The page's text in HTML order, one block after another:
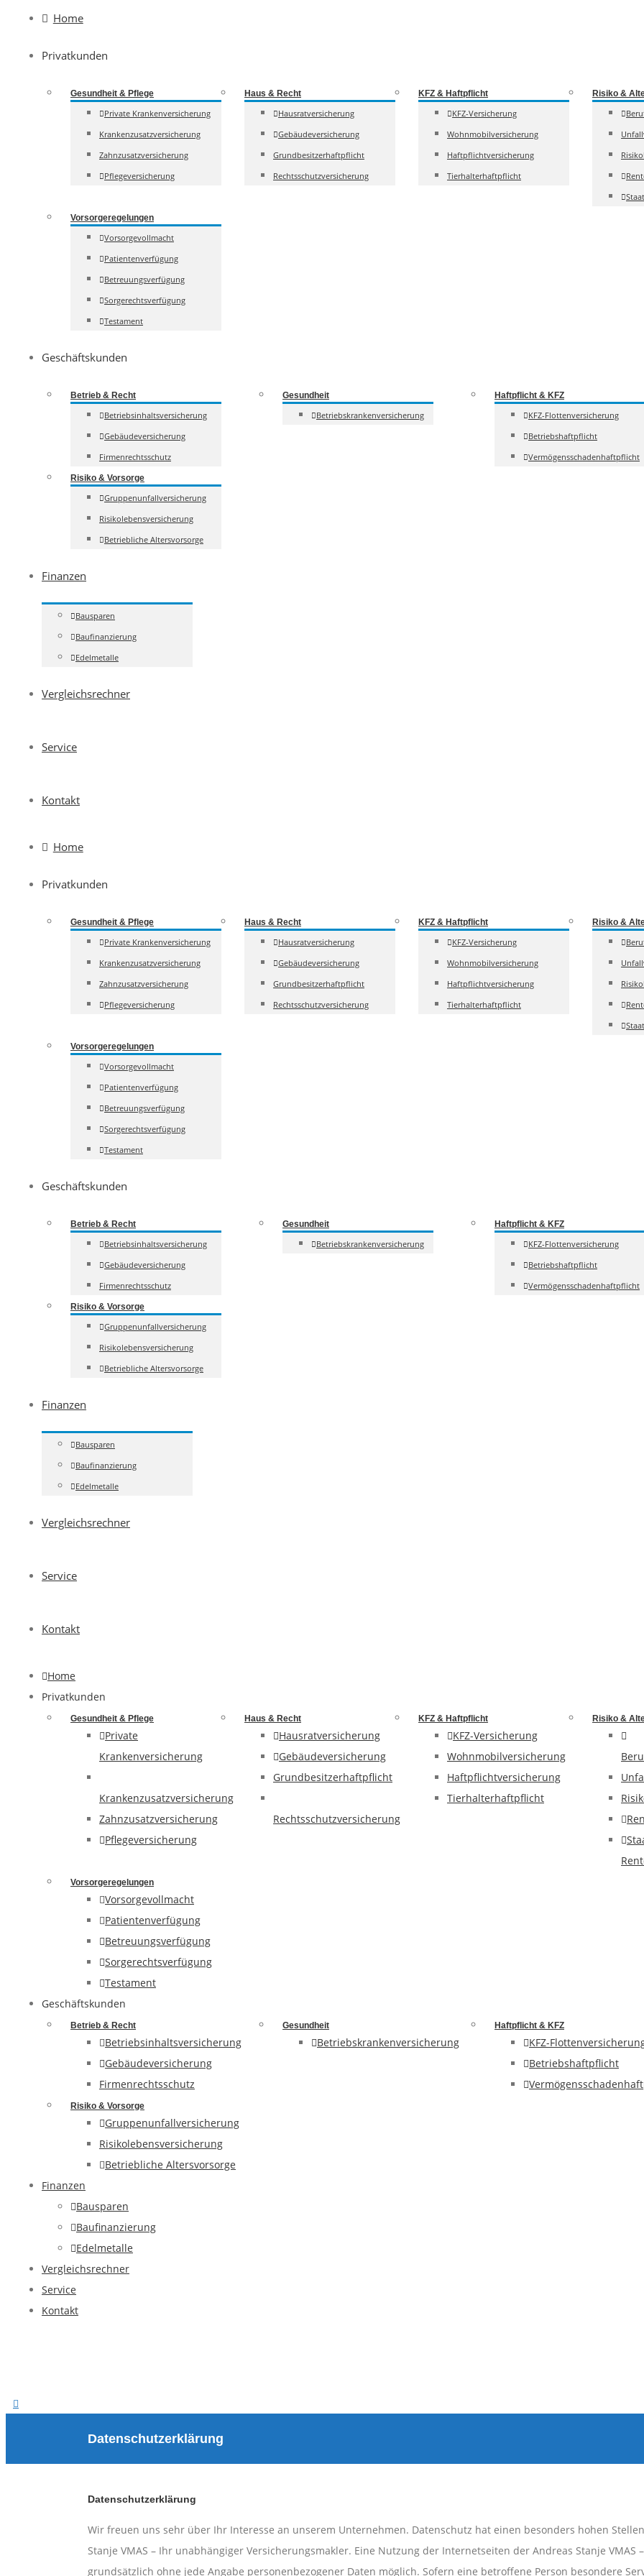
Home
Privatkunden
Gesundheit & Pflege
Private Krankenversicherung
Krankenzusatzversicherung
Zahnzusatzversicherung
Pflegeversicherung
Haus & Recht
Hausratversicherung
Gebäudeversicherung
Grundbesitzerhaftpflicht
Rechtsschutzversicherung
KFZ & Haftpflicht
KFZ-Versicherung
Wohnmobilversicherung
Haftpflichtversicherung
Tierhalterhaftpflicht
Risiko &
Vorsorgeregelungen
Vorsorgevollmacht
Patientenverfügung
Betreuungsverfügung
Sorgerechtsverfügung
Testament
Geschäftskunden
Betrieb & Recht
Betriebsinhaltsversicherung
Gebäudeversicherung
Firmenrechtsschutz
Gesundheit
Betriebskrankenversicherung
Haftpflicht & KFZ
KFZ-Flottenversicherung
Betriebshaftpflicht
Vermögensschadenhaftpflicht
Risiko & Vorsorge
Gruppenunfallversicherung
Risikolebensversicherung
Betriebliche Altersvorsorge
Finanzen
Bausparen
Baufinanzierung
Edelmetalle
Vergleichsrechner
Service
Kontakt
Home
Privatkunden
Gesundheit & Pflege
Private Krankenversicherung
Krankenzusatzversicherung
Zahnzusatzversicherung
Pflegeversicherung
Haus & Recht
Hausratversicherung
Gebäudeversicherung
Grundbesitzerhaftpflicht
Rechtsschutzversicherung
KFZ & Haftpflicht
KFZ-Versicherung
Wohnmobilversicherung
Haftpflichtversicherung
Tierhalterhaftpflicht
Risiko &
Vorsorgeregelungen
Vorsorgevollmacht
Patientenverfügung
Betreuungsverfügung
Sorgerechtsverfügung
Testament
Geschäftskunden
Betrieb & Recht
Betriebsinhaltsversicherung
Gebäudeversicherung
Firmenrechtsschutz
Gesundheit
Betriebskrankenversicherung
Haftpflicht & KFZ
KFZ-Flottenversicherung
Betriebshaftpflicht
Vermögensschadenhaftpflicht
Risiko & Vorsorge
Gruppenunfallversicherung
Risikolebensversicherung
Betriebliche Altersvorsorge
Finanzen
Bausparen
Baufinanzierung
Edelmetalle
Vergleichsrechner
Service
Kontakt
Home
Privatkunden
Gesundheit & Pflege
Private
Krankenversicherung
Krankenzusatzversicherung
Zahnzusatzversicherung
Pflegeversicherung
Haus & Recht
Hausratversicherung
Gebäudeversicherung
Grundbesitzerhaftpflicht
Rechtsschutzversicherung
KFZ & Haftpflicht
KFZ-Versicherung
Wohnmobilversicherung
Haftpflichtversicherung
Tierhalterhaftpflicht
Risiko &
Vorsorgeregelungen
Vorsorgevollmacht
Patientenverfügung
Betreuungsverfügung
Sorgerechtsverfügung
Testament
Geschäftskunden
Betrieb & Recht
Betriebsinhaltsversicherung
Gebäudeversicherung
Firmenrechtsschutz
Gesundheit
Betriebskrankenversicherung
Haftpflicht & KFZ
KFZ-
Betriebshaftpflicht
Risiko & Vorsorge
Gruppenunfallversicherung
Risikolebensversicherung
Betriebliche Altersvorsorge
Finanzen
Bausparen
Baufinanzierung
Edelmetalle
Vergleichsrechner
Service
Kontakt
Datenschutzerklärung
Datenschutzerklärung
Wir freuen uns sehr über Ihr Interesse an unserem Unternehmen. Datenschutz hat einen besonders hohen
Stanje VMAS – Ihr unabhängiger Versicherungsmakler. Eine Nutzung der Internetseiten der Andreas Stanje
grundsätzlich ohne jede Angabe personenbezogener Daten möglich. Sofern eine betroffene Person besondere